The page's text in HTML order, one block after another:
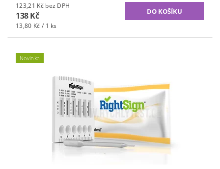
123,21 Kč bez DPH
138 Kč
13,80 Kč / 1 ks
Novinka